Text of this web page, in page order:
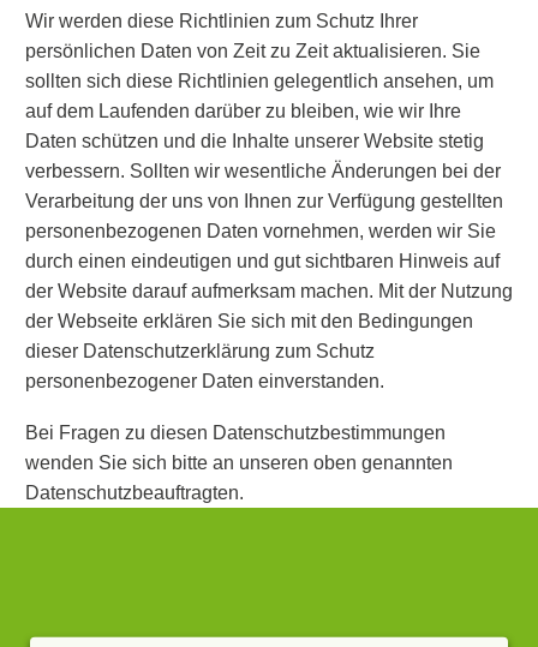
Wir werden diese Richtlinien zum Schutz Ihrer
persönlichen Daten von Zeit zu Zeit aktualisieren. Sie
sollten sich diese Richtlinien gelegentlich ansehen, um
auf dem Laufenden darüber zu bleiben, wie wir Ihre
Daten schützen und die Inhalte unserer Website stetig
verbessern. Sollten wir wesentliche Änderungen bei der
Verarbeitung der uns von Ihnen zur Verfügung gestellten
personenbezogenen Daten vornehmen, werden wir Sie
durch einen eindeutigen und gut sichtbaren Hinweis auf
der Website darauf aufmerksam machen. Mit der Nutzung
der Webseite erklären Sie sich mit den Bedingungen
dieser Datenschutzerklärung zum Schutz
personenbezogener Daten einverstanden.
Bei Fragen zu diesen Datenschutzbestimmungen
wenden Sie sich bitte an unseren oben genannten
Datenschutzbeauftragten.